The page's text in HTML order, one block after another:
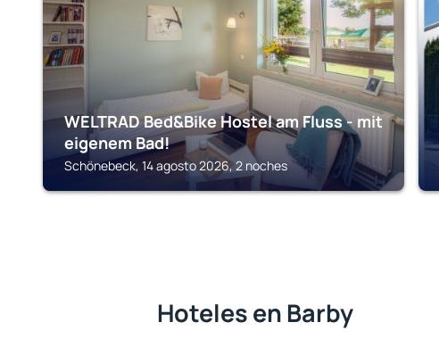
WELTRAD Bed&Bike Hostel am Fluss - mit
eigenem Bad!
Schönebeck, 14 agosto 2026, 2 noches
Hoteles en Barby